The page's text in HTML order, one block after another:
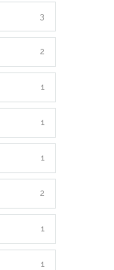
3
2
1
1
1
2
1
1